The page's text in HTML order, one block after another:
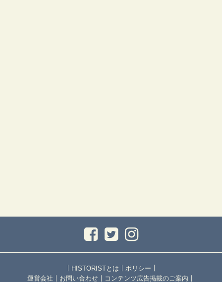
｜ HISTORISTとは ｜ ポリシー ｜
運営会社 ｜ お問い合わせ ｜ コンテンツ広告掲載のご案内 ｜